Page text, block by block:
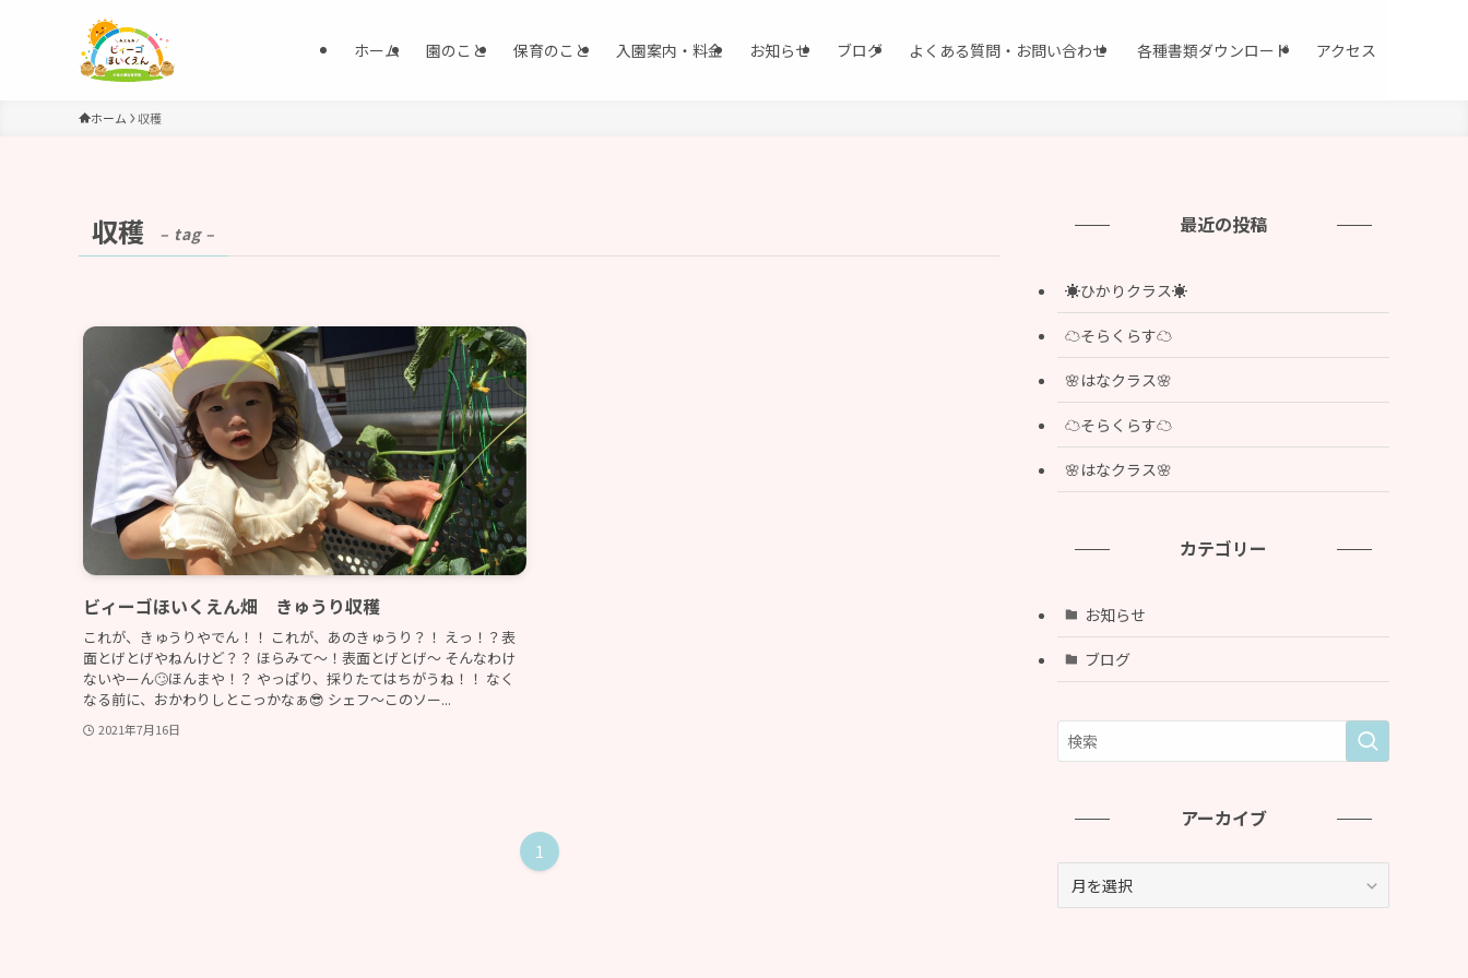
ホーム 園のこと 保育のこと 入園案内・料金 お知らせ ブログ よくある質問・お問い合わせ 各種書類ダウンロード アクセス
ホーム 収穫
収穫 – tag –
ビィーゴほいくえん畑 きゅうり収穫
これが、きゅうりやでん！！ これが、あのきゅうり？！ えっ！？表
面とげとげやねんけど？？ ほらみて～！表面とげとげ～ そんなわけ
ないやーん🙄ほんまや！？ やっぱり、採りたてはちがうね！！ なく
なる前に、おかわりしとこっかなぁ😎 シェフ～このソー...
2021年7月16日
1
最近の投稿
☀️ひかりクラス☀️
☁️そらくらす☁️
🌸はなクラス🌸
☁️そらくらす☁️
🌸はなクラス🌸
カテゴリー
お知らせ
ブログ
アーカイブ